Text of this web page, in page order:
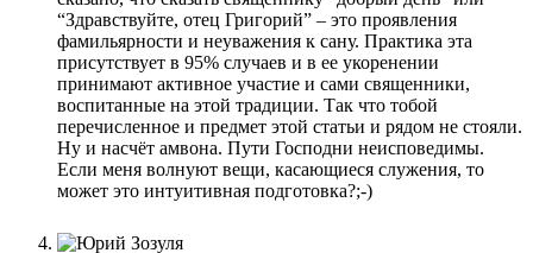
“Здравствуйте, отец Григорий” – это проявления
фамильярности и неуважения к сану. Практика эта
присутствует в 95% случаев и в ее укоренении
принимают активное участие и сами священники,
воспитанные на этой традиции. Так что тобой
перечисленное и предмет этой статьи и рядом не стояли.
Ну и насчёт амвона. Пути Господни неисповедимы.
Если меня волнуют вещи, касающиеся служения, то
может это интуитивная подготовка?;-)